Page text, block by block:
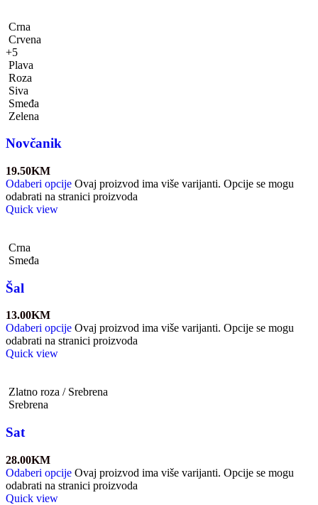
Crna
Crvena
+5
Plava
Roza
Siva
Smeđa
Zelena
Novčanik
19.50KM
Odaberi opcije Ovaj proizvod ima više varijanti. Opcije se mogu
odabrati na stranici proizvoda
Quick view
Crna
Smeđa
Šal
13.00KM
Odaberi opcije Ovaj proizvod ima više varijanti. Opcije se mogu
odabrati na stranici proizvoda
Quick view
Zlatno roza / Srebrena
Srebrena
Sat
28.00KM
Odaberi opcije Ovaj proizvod ima više varijanti. Opcije se mogu
odabrati na stranici proizvoda
Quick view